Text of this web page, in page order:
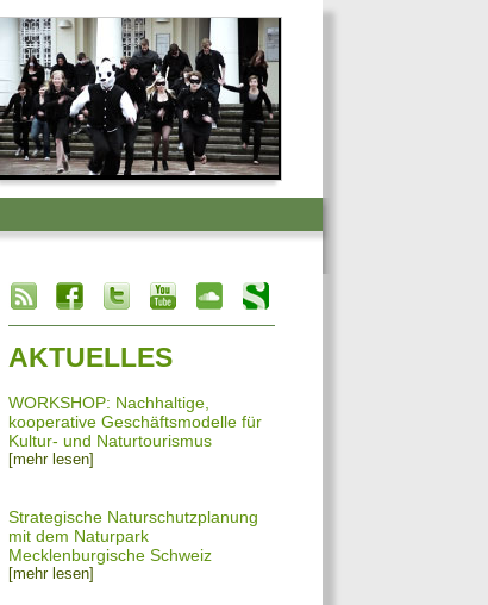
info heading
AKTUELLES
WORKSHOP: Nachhaltige,
kooperative Geschäftsmodelle für
Kultur- und Naturtourismus
[mehr lesen]
Strategische Naturschutzplanung
mit dem Naturpark
Mecklenburgische Schweiz
[mehr lesen]